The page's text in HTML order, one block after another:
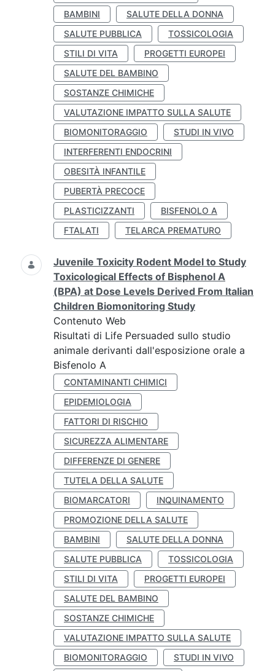
BAMBINI
SALUTE DELLA DONNA
SALUTE PUBBLICA
TOSSICOLOGIA
STILI DI VITA
PROGETTI EUROPEI
SALUTE DEL BAMBINO
SOSTANZE CHIMICHE
VALUTAZIONE IMPATTO SULLA SALUTE
BIOMONITORAGGIO
STUDI IN VIVO
INTERFERENTI ENDOCRINI
OBESITÀ INFANTILE
PUBERTÀ PRECOCE
PLASTICIZZANTI
BISFENOLO A
FTALATI
TELARCA PREMATURO
Juvenile Toxicity Rodent Model to Study
Toxicological Effects of Bisphenol A
(BPA) at Dose Levels Derived From Italian
Children Biomonitoring Study
Contenuto Web
Risultati di Life Persuaded sullo studio
animale derivanti dall'esposizione orale a
Bisfenolo A
CONTAMINANTI CHIMICI
EPIDEMIOLOGIA
FATTORI DI RISCHIO
SICUREZZA ALIMENTARE
DIFFERENZE DI GENERE
TUTELA DELLA SALUTE
BIOMARCATORI
INQUINAMENTO
PROMOZIONE DELLA SALUTE
BAMBINI
SALUTE DELLA DONNA
SALUTE PUBBLICA
TOSSICOLOGIA
STILI DI VITA
PROGETTI EUROPEI
SALUTE DEL BAMBINO
SOSTANZE CHIMICHE
VALUTAZIONE IMPATTO SULLA SALUTE
BIOMONITORAGGIO
STUDI IN VIVO